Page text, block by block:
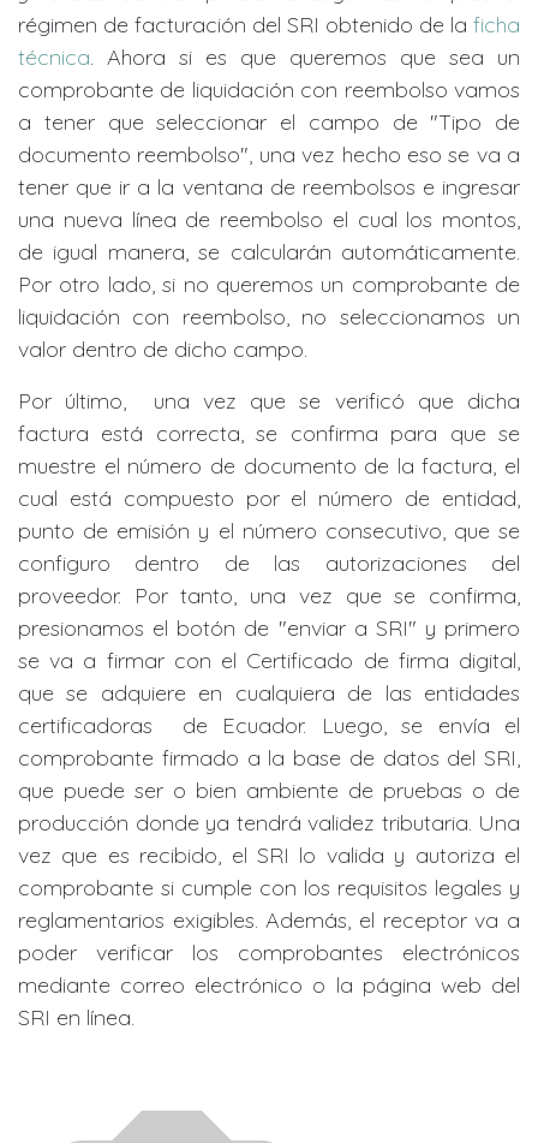
régimen de facturación del SRI obtenido de la ficha
técnica. Ahora si es que queremos que sea un
comprobante de liquidación con reembolso vamos
a tener que seleccionar el campo de "Tipo de
documento reembolso", una vez hecho eso se va a
tener que ir a la ventana de reembolsos e ingresar
una nueva línea de reembolso el cual los montos,
de igual manera, se calcularán automáticamente.
Por otro lado, si no queremos un comprobante de
liquidación con reembolso, no seleccionamos un
valor dentro de dicho campo.
Por último, una vez que se verificó que dicha
factura está correcta, se confirma para que se
muestre el número de documento de la factura, el
cual está compuesto por el número de entidad,
punto de emisión y el número consecutivo, que se
configuro dentro de las autorizaciones del
proveedor. Por tanto, una vez que se confirma,
presionamos el botón de "enviar a SRI" y primero
se va a firmar con el Certificado de firma digital,
que se adquiere en cualquiera de las entidades
certificadoras de Ecuador. Luego, se envía el
comprobante firmado a la base de datos del SRI,
que puede ser o bien ambiente de pruebas o de
producción donde ya tendrá validez tributaria. Una
vez que es recibido, el SRI lo valida y autoriza el
comprobante si cumple con los requisitos legales y
reglamentarios exigibles. Además, el receptor va a
poder verificar los comprobantes electrónicos
mediante correo electrónico o la página web del
SRI en línea.